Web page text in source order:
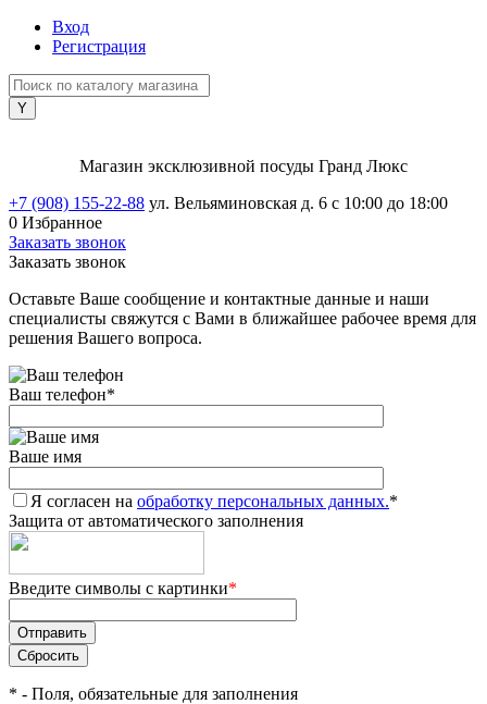
Вход
Регистрация
Магазин эксклюзивной посуды Гранд Люкс
+7 (908) 155-22-88 ул. Вельяминовская д. 6 с 10:00 до 18:00
0 Избранное
Заказать звонок
Заказать звонок
Оставьте Ваше сообщение и контактные данные и наши
специалисты свяжутся с Вами в ближайшее рабочее время для
решения Вашего вопроса.
Ваш телефон*
Ваше имя
Я согласен на обработку персональных данных.*
Защита от автоматического заполнения
Введите символы с картинки*
* - Поля, обязательные для заполнения